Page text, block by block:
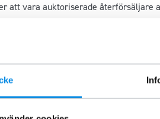
att vara auktoriserade återförsäljare
mest respekterade tillverkare av
av högkvalitativa rostfria
produkter inte bara är hållbara
strikta kvalitetskontroller, vilket